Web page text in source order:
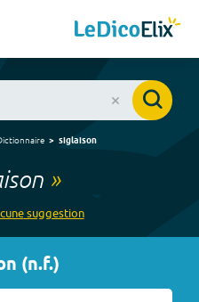
siglaison
»
suggestion
(n.f.)